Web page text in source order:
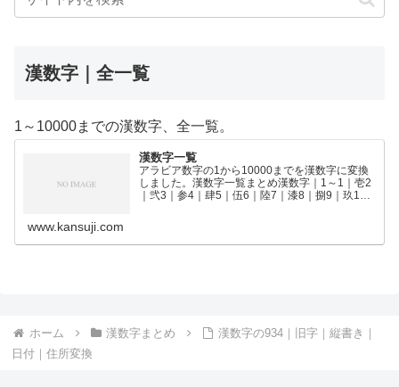
漢数字｜全一覧
1～10000までの漢数字、全一覧。
漢数字一覧
アラビア数字の1から10000までを漢数字に変換
しました。漢数字一覧まとめ漢数字｜1～1｜壱2
｜弐3｜参4｜肆5｜伍6｜陸7｜漆8｜捌9｜玖10
www.kansuji.com
ホーム 漢数字まとめ
漢数字の934｜旧字｜縦書き｜
日付｜住所変換